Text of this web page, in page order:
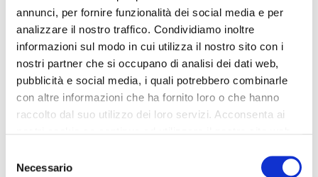
annunci, per fornire funzionalità dei social media e per
analizzare il nostro traffico. Condividiamo inoltre
informazioni sul modo in cui utilizza il nostro sito con i
nostri partner che si occupano di analisi dei dati web,
pubblicità e social media, i quali potrebbero combinarle
con altre informazioni che ha fornito loro o che hanno
raccolto dal suo utilizzo dei loro servizi. Acconsenta ai
delNecessario